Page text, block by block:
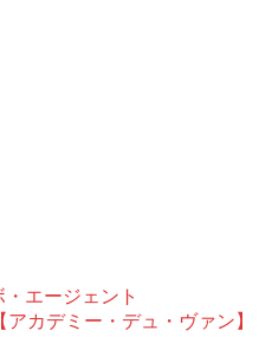
エージェント
カデミー・デュ・ヴァン】